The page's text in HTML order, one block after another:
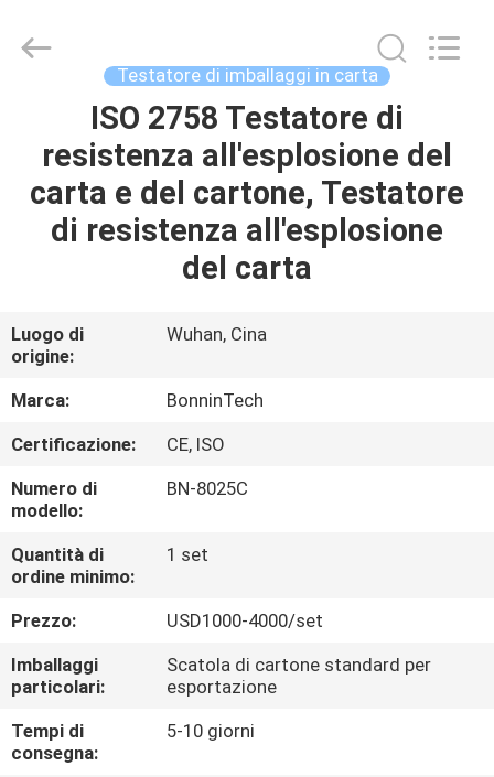
PRODOTTI
CIRCA
NOI
GIRO
DELLA
FABBRICA
CONTROLLO
DI
QUALITÀ
CONTATTICI
Technology
Testatore di imballaggi in carta
ISO 2758 Testatore di
resistenza all'esplosione del
carta e del cartone, Testatore
di resistenza all'esplosione
del carta
Luogo di
origine:
Wuhan, Cina
Marca:
BonninTech
Certificazione:
CE, ISO
Numero di
modello:
BN-8025C
Quantità di
ordine minimo:
1 set
Prezzo:
USD1000-4000/set
Imballaggi
particolari:
Scatola di cartone standard per
esportazione
Tempi di
consegna:
5-10 giorni